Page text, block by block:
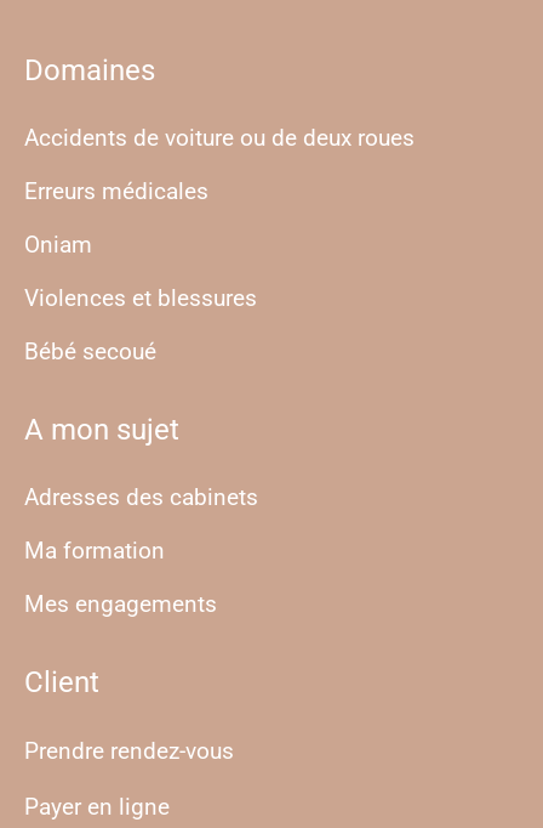
Domaines
Accidents de voiture ou de deux roues
Erreurs médicales
Oniam
Violences et blessures
Bébé secoué
A mon sujet
Adresses des cabinets
Ma formation
Mes engagements
Client
Prendre rendez-vous
Payer en ligne